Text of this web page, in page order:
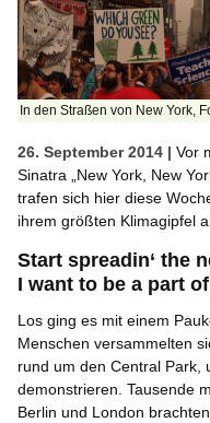
In den Straßen von New York,
26. September 2014 | Vor
Sinatra „New York, New
trafen sich hier diese
ihrem größten Klimagipfel
Start spreadin‘ the
I want to be a part
Los ging es mit einem
Menschen versammelten
rund um den Central Park,
demonstrieren. Tausende
Berlin und London